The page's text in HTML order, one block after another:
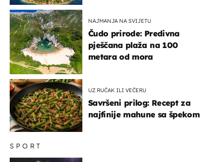
SPORT
NAJMANJA NA SVIJETU
Čudo prirode: Predivna
pješčana plaža na 100
metara od mora
UZ RUČAK ILI VEČERU
Savršeni prilog: Recept za
najfinije mahune sa špekom